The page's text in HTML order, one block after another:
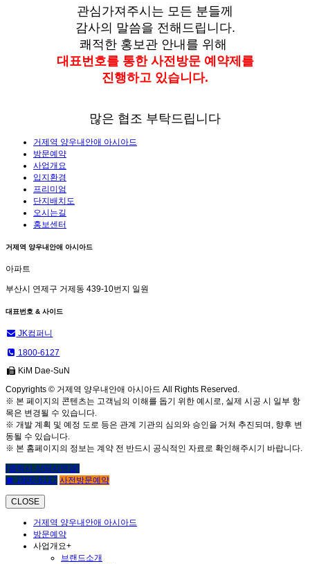
관심가져주시는 모든 분들께
감사의 말씀을 전해드립니다.
쾌적한 홍보관 안내를 위해
대표번호를 통한 사전방문 예약제를
진행하고 있습니다.
많은 협조 부탁드립니다
거제역 양우내안애 아시아드
방문예약
사업개요
입지환경
프리미엄
단지배치도
오시는길
홍보센터
거제역 양우내안애 아시아드
아파트
부산시 연제구 거제동 439-10번지 일원
대표번호 & 사이드
JK컴퍼니
1800-6127
KiM Dae-SuN
Copyrights © 거제역 양우내안애 아시아드 All Rights Reserved.
※ 본 페이지의 콘텐츠는 고객님의 이해를 돕기 위한 예시로, 실제 시공 시 일부 항
목은 변경될 수 있습니다.
※ 개발 계획 및 예정 도로 등은 관계 기관의 심의와 승인을 거쳐 추진되며, 향후 변
동될 수 있습니다.
※ 본 홈페이지의 정보는 계약 전 반드시 공식적인 자료로 확인해주시기 바랍니다.
(클릭시 상담사연결)
☎ 1800-6127 사전방문예약
CLOSE
거제역 양우내안애 아시아드
방문예약
사업개요+
브랜드소개